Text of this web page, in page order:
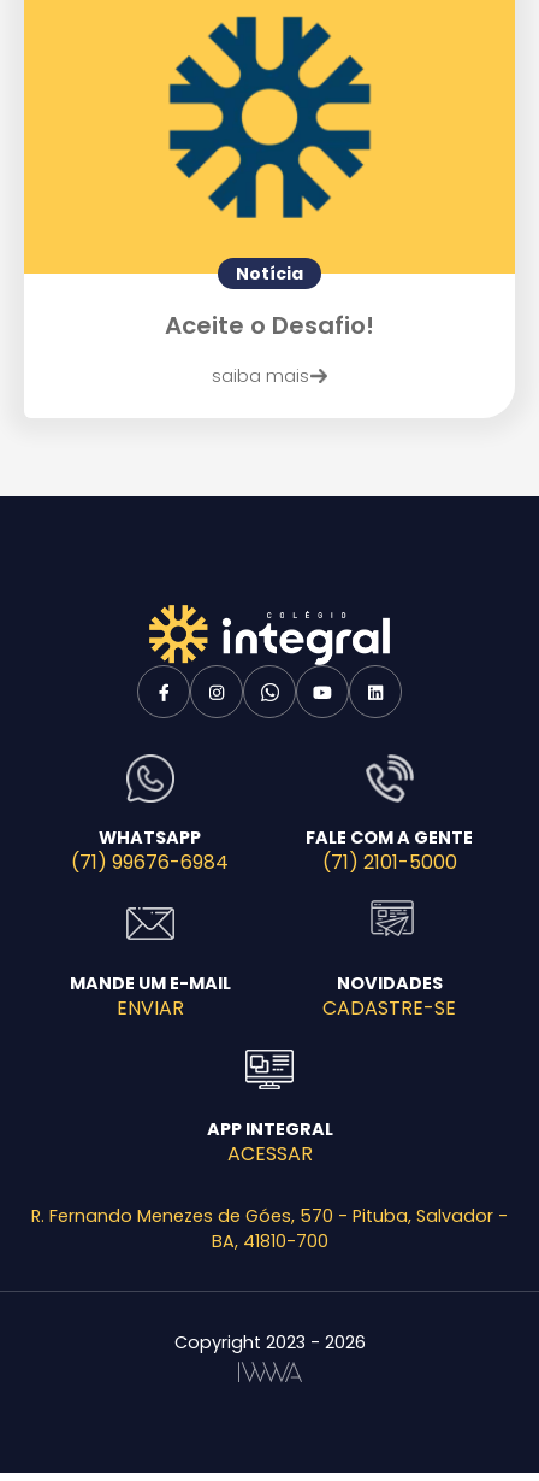
Notícia
Aceite o Desafio!
saiba mais
WHATSAPP
(71) 99676-6984
FALE COM A GENTE
(71) 2101-5000
MANDE UM E-MAIL
ENVIAR
NOVIDADES
CADASTRE-SE
APP INTEGRAL
ACESSAR
R. Fernando Menezes de Góes, 570 - Pituba, Salvador -
BA, 41810-700
Copyright 2023 - 2026